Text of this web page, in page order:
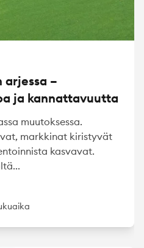
arjessa –
ja kannattavuutta
muutoksessa.
markkinat kiristyvät
kasvavat.